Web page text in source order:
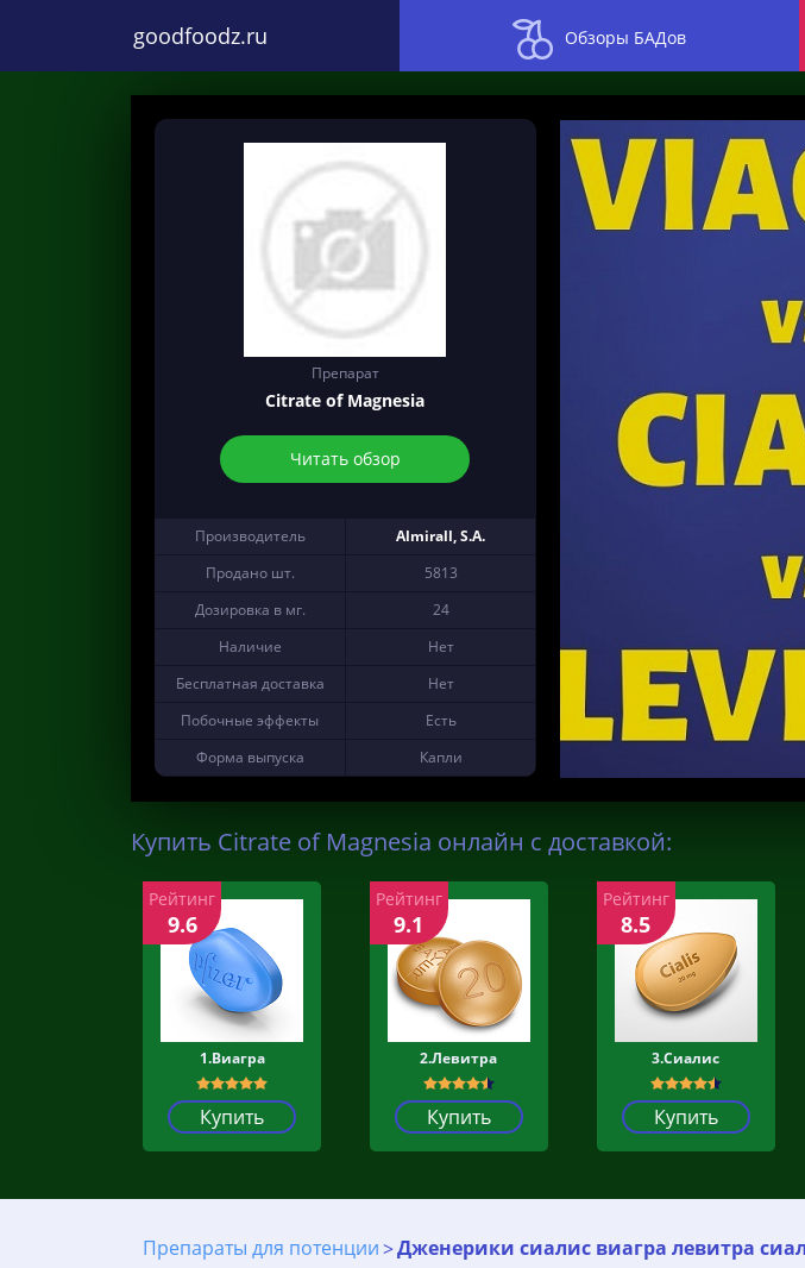
goodfoodz.ru Обзоры БАДов
Препарат
Citrate of Magnesia
Читать обзор
Производитель
Almirall, S.A.
Продано шт.
5813
Дозировка в мг.
24
Наличие
Нет
Бесплатная доставка
Нет
Побочные эффекты
Есть
Форма выпуска
Капли
Купить Citrate of Magnesia онлайн с доставкой:
1.Виагра
Купить
Рейтинг
9.6
2.Левитра
Купить
Рейтинг
9.1
3.Сиалис
Купить
Рейтинг
8.5
Препараты для потенции Дженерики сиалис виагра левитра